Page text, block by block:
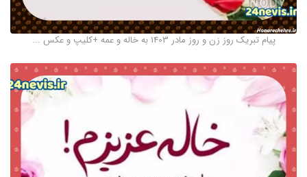
پیام تبریک روز زن و روز مادر 1403 به خاله و عمه +کلیپ و عکس ...